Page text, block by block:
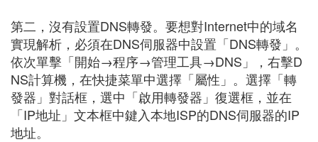
第二，沒有設置DNS轉發。要想對Internet中的域名
實現解析，必須在DNS伺服器中設置「DNS轉發」。
依次單擊「開始→程序→管理工具→DNS」，右擊D
NS計算機，在快捷菜單中選擇「屬性」。選擇「轉
發器」對話框，選中「啟用轉發器」復選框，並在
「IP地址」文本框中鍵入本地ISP的DNS伺服器的IP
地址。